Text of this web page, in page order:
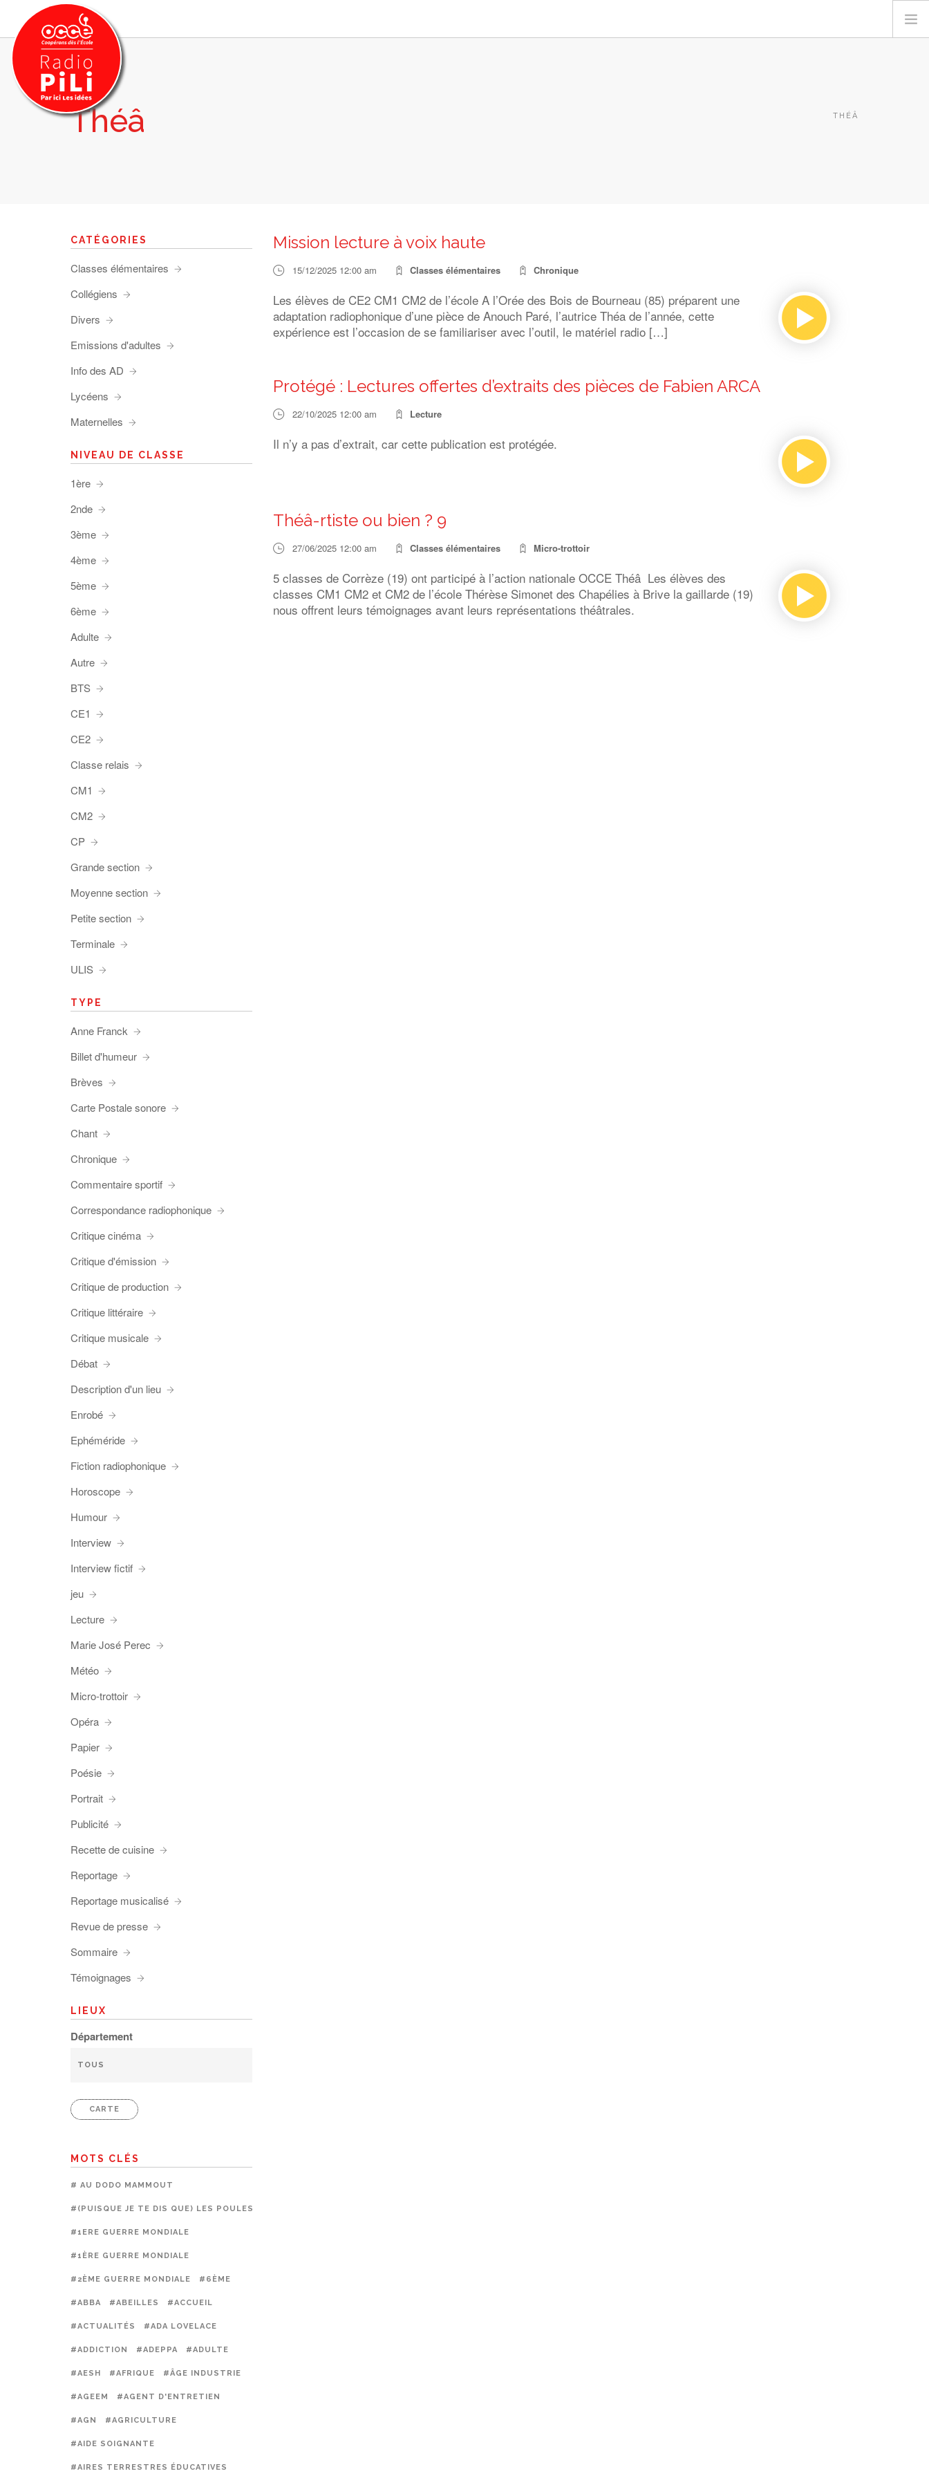
PRÉSENTATION
GRILLE DES PROGRAMMES
RECHERCHER
Théâ THÉÂ
Mission lecture à voix haute
15/12/2025 12:00 am Classes élémentaires Chronique
Les élèves de CE2 CM1 CM2 de l’école A l’Orée des Bois de Bourneau (85) préparent une
adaptation radiophonique d’une pièce de Anouch Paré, l’autrice Théa de l’année, cette
expérience est l’occasion de se familiariser avec l’outil, le matériel radio […]
Protégé : Lectures offertes d’extraits des pièces de Fabien ARCA
22/10/2025 12:00 am Lecture
Il n’y a pas d’extrait, car cette publication est protégée.
Théâ-rtiste ou bien ? 9
27/06/2025 12:00 am Classes élémentaires Micro-trottoir
5 classes de Corrèze (19) ont participé à l’action nationale OCCE Théâ Les élèves des
classes CM1 CM2 et CM2 de l’école Thérèse Simonet des Chapélies à Brive la gaillarde (19)
nous offrent leurs témoignages avant leurs représentations théâtrales.
CATÉGORIES
Classes élémentaires
Collégiens
Divers
Emissions d'adultes
Info des AD
Lycéens
Maternelles
NIVEAU DE CLASSE
1ère
2nde
3ème
4ème
5ème
6ème
Adulte
Autre
BTS
CE1
CE2
Classe relais
CM1
CM2
CP
Grande section
Moyenne section
Petite section
Terminale
ULIS
TYPE
Anne Franck
Billet d'humeur
Brèves
Carte Postale sonore
Chant
Chronique
Commentaire sportif
Correspondance radiophonique
Critique cinéma
Critique d'émission
Critique de production
Critique littéraire
Critique musicale
Débat
Description d'un lieu
Enrobé
Ephéméride
Fiction radiophonique
Horoscope
Humour
Interview
Interview fictif
jeu
Lecture
Marie José Perec
Météo
Micro-trottoir
Opéra
Papier
Poésie
Portrait
Publicité
Recette de cuisine
Reportage
Reportage musicalisé
Revue de presse
Sommaire
Témoignages
LIEUX
Département
CARTE
MOTS CLÉS
# AU DODO MAMMOUT
#(PUISQUE JE TE DIS QUE) LES POULES PRÉFÈRENT LES CAGES
#1ERE GUERRE MONDIALE
#1ÈRE GUERRE MONDIALE
#2ÈME GUERRE MONDIALE #6ÈME
#ABBA #ABEILLES #ACCUEIL
#ACTUALITÉS #ADA LOVELACE
#ADDICTION #ADEPPA #ADULTE
#AESH #AFRIQUE #ÂGE INDUSTRIE
#AGEEM #AGENT D'ENTRETIEN
#AGN #AGRICULTURE
#AIDE SOIGNANTE
#AIRES TERRESTRES ÉDUCATIVES